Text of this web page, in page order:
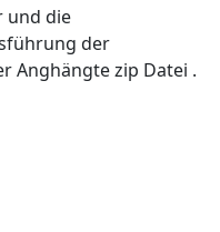
und die
der
Anghängte zip Datei .